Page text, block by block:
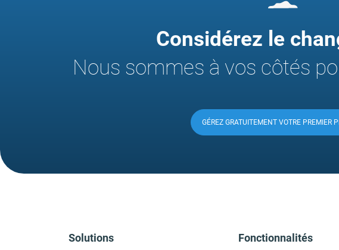
Considérez le
Nous sommes à vos côtés
GÉREZ GRATUITEMENT VOTRE PREMIER
Solutions Fonctionnalités